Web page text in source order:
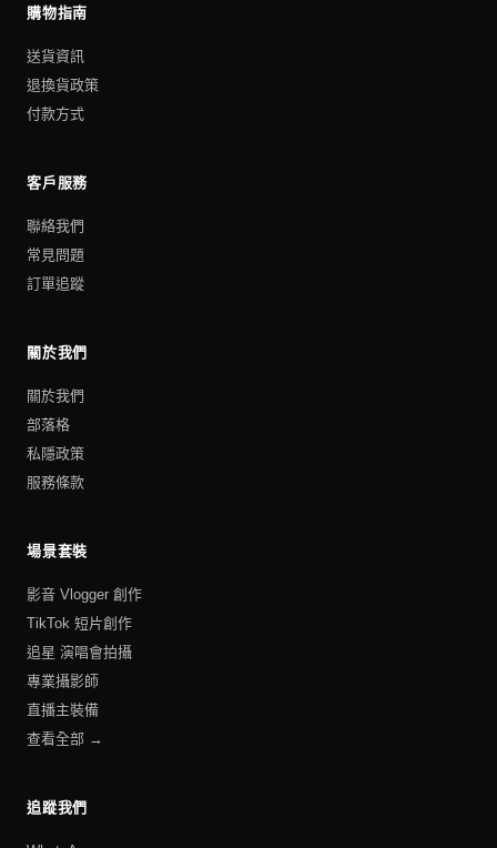
購物指南
送貨資訊
退換貨政策
付款方式
客戶服務
聯絡我們
常見問題
訂單追蹤
關於我們
關於我們
部落格
私隱政策
服務條款
場景套裝
影音 Vlogger 創作
TikTok 短片創作
追星 演唱會拍攝
專業攝影師
直播主裝備
查看全部 →
追蹤我們